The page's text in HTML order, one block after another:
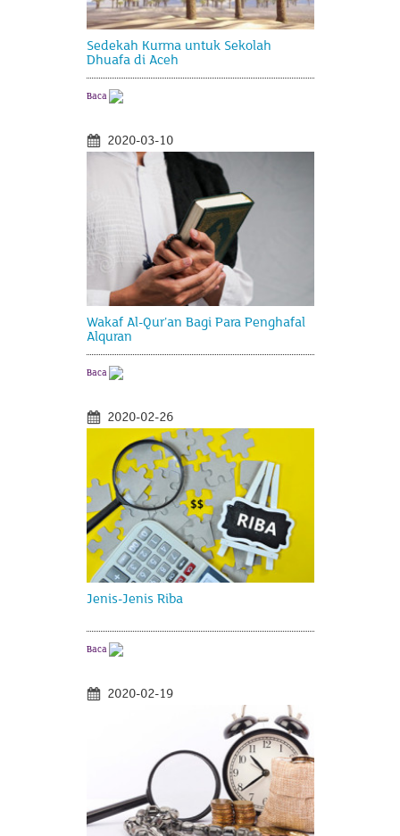
Sedekah Kurma untuk Sekolah
Dhuafa di Aceh
Baca
2020-03-10
Wakaf Al-Qur’an Bagi Para Penghafal
Alquran
Baca
2020-02-26
Jenis-Jenis Riba
Baca
2020-02-19